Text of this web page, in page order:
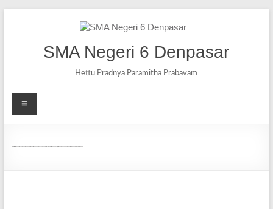
SMA Negeri 6 Denpasar
Hettu Pradnya Paramitha Prabavam